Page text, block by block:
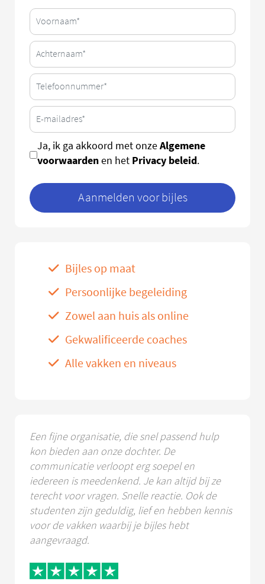
Ja, ik ga akkoord met onzeAlgemene
voorwaardenen het Privacy beleid.
Aanmelden voor bijles
Bijles op maat
Persoonlijke begeleiding
Zowel aan huis als online
Gekwalificeerde coaches
Alle vakken en niveaus
Een fijne organisatie, die snel passend hulp
kon bieden aan onze dochter. De
communicatie verloopt erg soepel en
iedereen is meedenkend. Je kan altijd bij ze
terecht voor vragen. Snelle reactie. Ook de
studenten zijn geduldig, lief en hebben kennis
voor de vakken waarbij je bijles hebt
aangevraagd.